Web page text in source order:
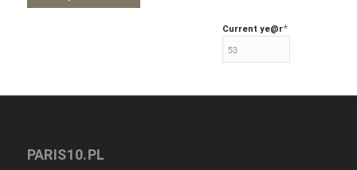
Current ye@r*
PARIS10.PL